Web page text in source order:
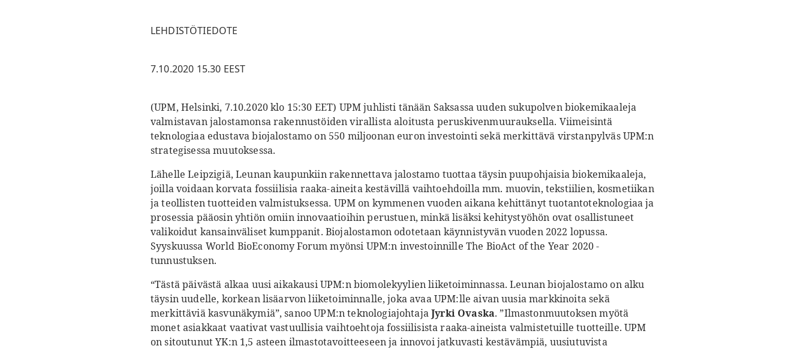
LEHDISTÖTIEDOTE
7.10.2020 15.30 EEST
(UPM, Helsinki, 7.10.2020 klo 15:30 EET) UPM juhlisti tänään Saksassa uuden sukupolven biokemikaaleja
valmistavan jalostamonsa rakennustöiden virallista aloitusta peruskivenmuurauksella. Viimeisintä
teknologiaa edustava biojalostamo on 550 miljoonan euron investointi sekä merkittävä virstanpylväs UPM:n
strategisessa muutoksessa.
Lähelle Leipzigiä, Leunan kaupunkiin rakennettava jalostamo tuottaa täysin puupohjaisia biokemikaaleja,
joilla voidaan korvata fossiilisia raaka-aineita kestävillä vaihtoehdoilla mm. muovin, tekstiilien, kosmetiikan
ja teollisten tuotteiden valmistuksessa. UPM on kymmenen vuoden aikana kehittänyt tuotantoteknologiaa ja
prosessia pääosin yhtiön omiin innovaatioihin perustuen, minkä lisäksi kehitystyöhön ovat osallistuneet
valikoidut kansainväliset kumppanit. Biojalostamon odotetaan käynnistyvän vuoden 2022 lopussa.
Syyskuussa World BioEconomy Forum myönsi UPM:n investoinnille The BioAct of the Year 2020 -
tunnustuksen.
“Tästä päivästä alkaa uusi aikakausi UPM:n biomolekyylien liiketoiminnassa. Leunan biojalostamo on alku
täysin uudelle, korkean lisäarvon liiketoiminnalle, joka avaa UPM:lle aivan uusia markkinoita sekä
merkittäviä kasvunäkymiä”, sanoo UPM:n teknologiajohtajaJyrki Ovaska. ”Ilmastonmuutoksen myötä
monet asiakkaat vaativat vastuullisia vaihtoehtoja fossiilisista raaka-aineista valmistetuille tuotteille. UPM
on sitoutunut YK:n 1,5 asteen ilmastotavoitteeseen ja innovoi jatkuvasti kestävämpiä, uusiutuvista